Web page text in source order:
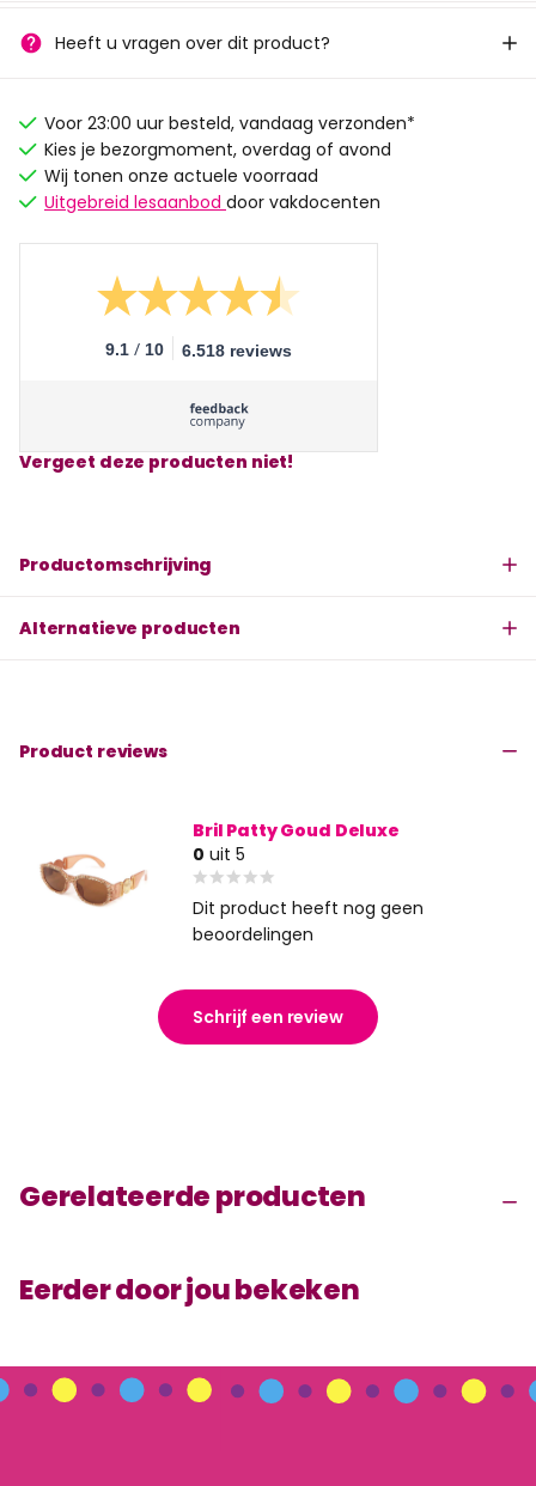
Heeft u vragen over dit product?
Voor 23:00 uur besteld, vandaag verzonden*
Kies je bezorgmoment, overdag of avond
Wij tonen onze actuele voorraad
Uitgebreid lesaanbod door vakdocenten
9.1 / 10 6.518 reviews
Vergeet deze producten niet!
Productomschrijving
Alternatieve producten
Product reviews
Bril Patty Goud Deluxe
0 uit 5
Dit product heeft nog geen
beoordelingen
Schrijf een review
Gerelateerde producten
Eerder door jou bekeken